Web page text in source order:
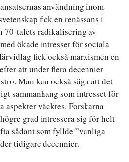
användning inom
fick en renässans i
70-talets radikalisering av
ökade intresset för sociala
fick också marxismen en
att under flera decennier
Man kan också säga att det
sammanhang som intresset för
aspekter väcktes. Forskarna
grad intressera sig för helt
sådant som fyllde ”vanliga
tidigare decennier.